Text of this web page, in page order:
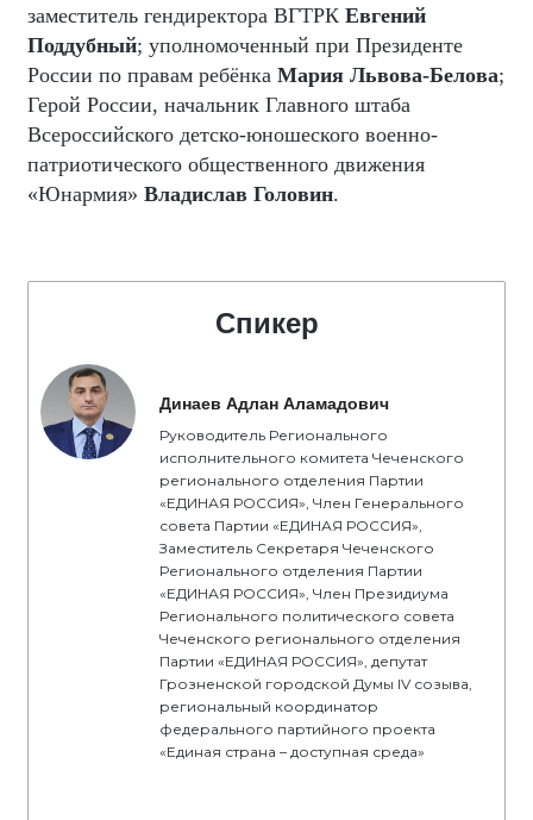
заместитель гендиректора ВГТРК Евгений
Поддубный; уполномоченный при Президенте
России по правам ребёнка Мария Львова-Белова;
Герой России, начальник Главного штаба
Всероссийского детско-юношеского военно-
патриотического общественного движения
«Юнармия» Владислав Головин.
Спикер
Динаев Адлан Аламадович
Руководитель Регионального
исполнительного комитета Чеченского
регионального отделения Партии
«ЕДИНАЯ РОССИЯ», Член Генерального
совета Партии «ЕДИНАЯ РОССИЯ»,
Заместитель Секретаря Чеченского
Регионального отделения Партии
«ЕДИНАЯ РОССИЯ», Член Президиума
Регионального политического совета
Чеченского регионального отделения
Партии «ЕДИНАЯ РОССИЯ», депутат
Грозненской городской Думы IV созыва,
региональный координатор
федерального партийного проекта
«Единая страна – доступная среда»